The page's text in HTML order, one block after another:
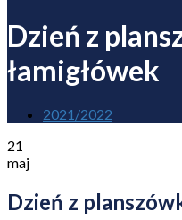
Dzień z
łamigłówek
2021/2022
21
maj
Dzień z